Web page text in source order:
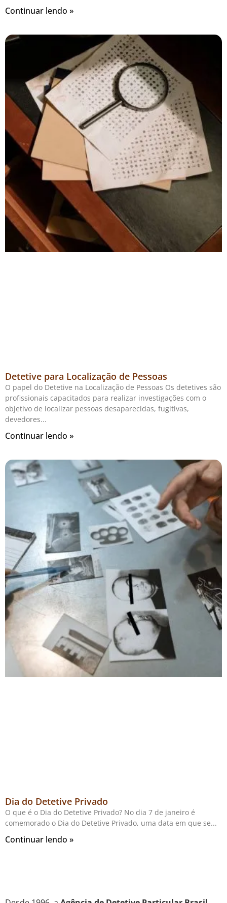
Continuar lendo »
Detetive para Localização de Pessoas
O papel do Detetive na Localização de Pessoas Os detetives são
profissionais capacitados para realizar investigações com o
objetivo de localizar pessoas desaparecidas, fugitivas,
devedores
Continuar lendo »
Dia do Detetive Privado
O que é o Dia do Detetive Privado? No dia 7 de janeiro é
comemorado o Dia do Detetive Privado, uma data em que se
Continuar lendo »